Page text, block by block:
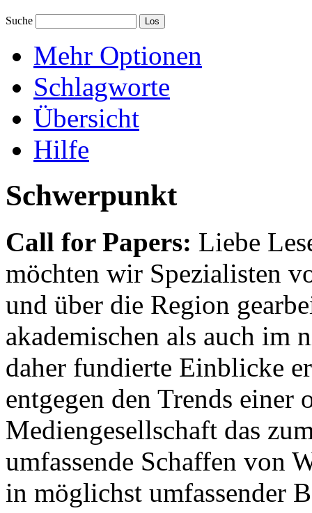
Suche
Mehr Optionen
Schlagworte
Übersicht
Hilfe
Schwerpunkt
Call for Papers: Liebe
möchten wir Spezialisten
und über die Region
akademischen als auch im
daher fundierte Einblicke
entgegen den Trends einer
Mediengesellschaft das
umfassende Schaffen von
in möglichst umfassender